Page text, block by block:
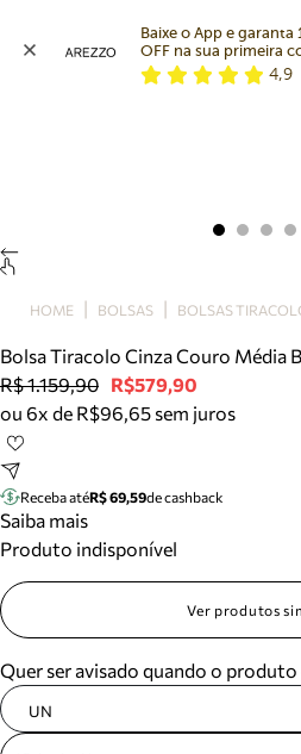
Bolsa
Tamanco
Tênis
Mule
Tire dúvidas sobre pedidos,
Meus pedidos
Acompanhe seus pedidos e
Baixe o App e garanta
OFF na sua primeira
4,9
HOME BOLSAS BOLSAS
Bolsa Tiracolo Cinza Couro Média
R$ 1.159,90 R$579,90
ou 6x de R$96,65 sem juros
Receba atéR$ 69,59de cashback
Saiba mais
Produto indisponível
Ver produtos
Quer ser avisado quando o
UN